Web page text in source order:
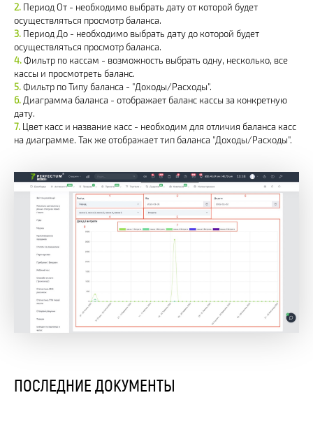
Период От - необходимо выбрать дату от которой будет
осуществляться просмотр баланса.
Период До - необходимо выбрать дату до которой будет
осуществляться просмотр баланса.
Фильтр по кассам - возможность выбрать одну, несколько, все
кассы и просмотреть баланс.
Фильтр по Типу баланса - "Доходы/Расходы".
Диаграмма баланса - отображает баланс кассы за конкретную
дату.
Цвет касс и название касс - необходим для отличия баланса касс
на диаграмме. Так же отображает тип баланса "Доходы/Расходы".
ПОСЛЕДНИЕ ДОКУМЕНТЫ